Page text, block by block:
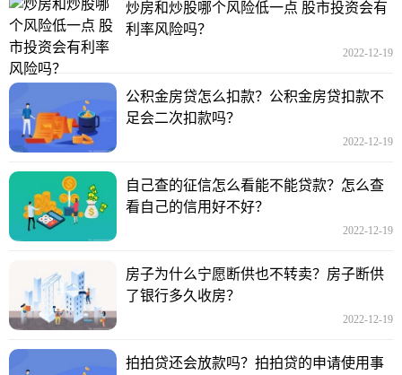
炒房和炒股哪个风险低一点 股市投资会有
利率风险吗？
2022-12-19
公积金房贷怎么扣款？公积金房贷扣款不
足会二次扣款吗？
2022-12-19
自己查的征信怎么看能不能贷款？怎么查
看自己的信用好不好？
2022-12-19
房子为什么宁愿断供也不转卖？房子断供
了银行多久收房？
2022-12-19
拍拍贷还会放款吗？拍拍贷的申请使用事